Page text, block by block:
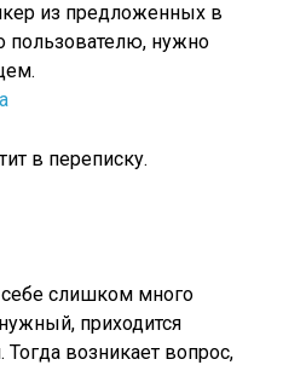
из предложенных в
пользователю, нужно
в переписку.
себе слишком много
приходится
возникает вопрос,